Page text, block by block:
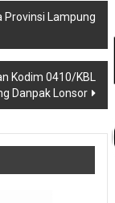
Provinsi Lampung
Kodim 0410/KBL
Danpak Lonsor